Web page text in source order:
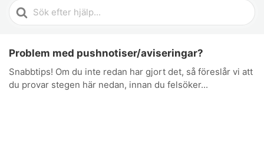
Search
For
Problem med pushnotiser/aviseringar?
Snabbtips! Om du inte redan har gjort det, så föreslår vi att
du provar stegen här nedan, innan du felsöker...